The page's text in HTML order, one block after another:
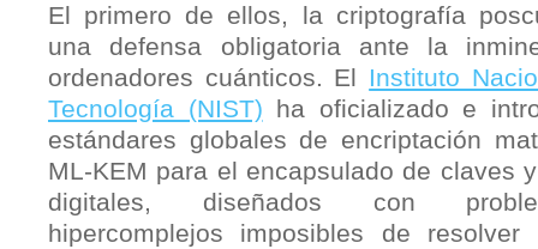
El primero de ellos, la criptografía
una defensa obligatoria ante la
ordenadores cuánticos. El Instituto
Tecnología (NIST) ha oficializado e
estándares globales de encriptación
ML-KEM para el encapsulado de claves
digitales, diseñados con
hipercomplejos imposibles de